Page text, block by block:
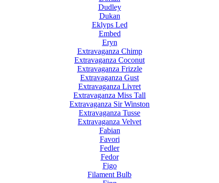
Dudley
Dukan
Eklyps Led
Embed
Eryn
Extravaganza Chimp
Extravaganza Coconut
Extravaganza Frizzle
Extravaganza Gust
Extravaganza Livret
Extravaganza Miss Tall
Extravaganza Sir Winston
Extravaganza Tusse
Extravaganza Velvet
Fabian
Favori
Fedler
Fedor
Figo
Filament Bulb